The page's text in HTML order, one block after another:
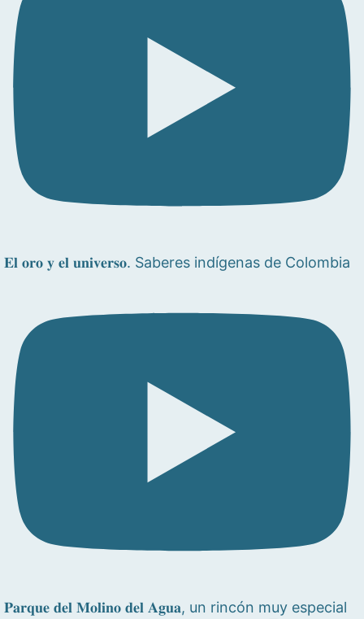
𝐄𝐥 𝐨𝐫𝐨 𝐲 𝐞𝐥 𝐮𝐧𝐢𝐯𝐞𝐫𝐬𝐨. Saberes indígenas de Colombia
𝐏𝐚𝐫𝐪𝐮𝐞 𝐝𝐞𝐥 𝐌𝐨𝐥𝐢𝐧𝐨 𝐝𝐞𝐥 𝐀𝐠𝐮𝐚, un rincón muy especial